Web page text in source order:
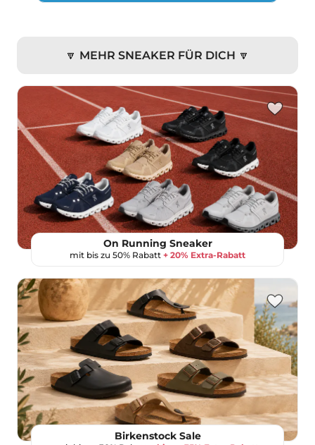
🔽 MEHR SNEAKER FÜR DICH 🔽
On Running Sneaker
mit bis zu 50% Rabatt + 20% Extra-Rabatt
Birkenstock Sale